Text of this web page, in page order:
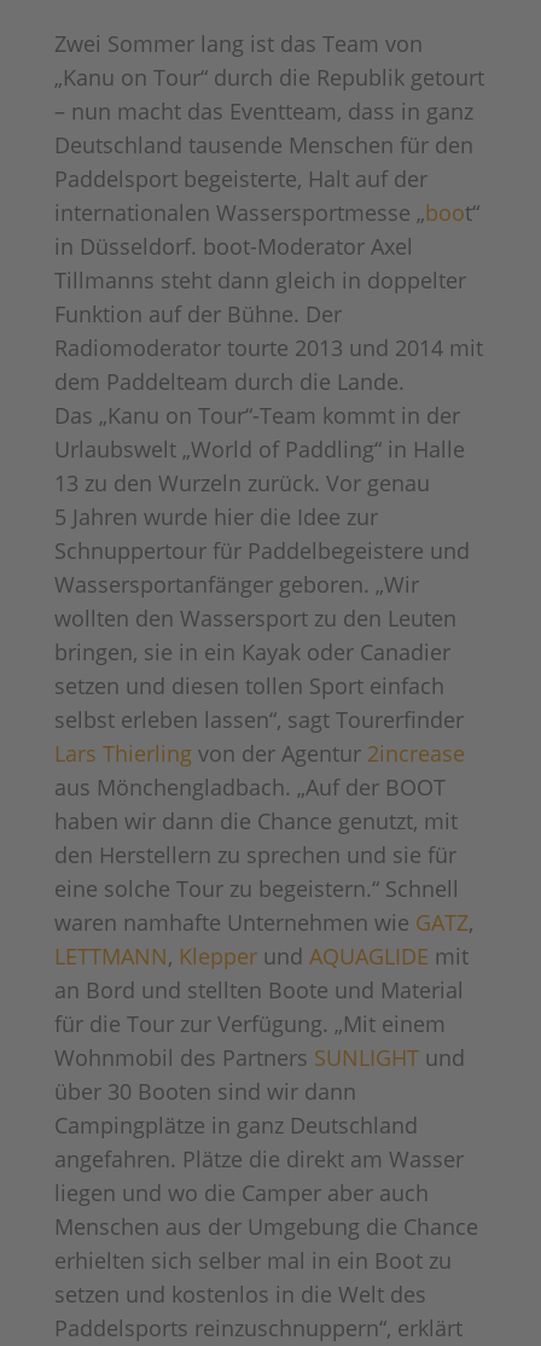
Zwei Sommer lang ist das Team von
„Kanu on Tour“ durch die Republik getourt
– nun macht das Eventteam, dass in ganz
Deutschland tausende Menschen für den
Paddelsport begeisterte, Halt auf der
internationalen Wassersportmesse „boot“
in Düsseldorf. boot-Moderator Axel
Tillmanns steht dann gleich in doppelter
Funktion auf der Bühne. Der
Radiomoderator tourte 2013 und 2014 mit
dem Paddelteam durch die Lande.
Das „Kanu on Tour“-Team kommt in der
Urlaubswelt „World of Paddling“ in Halle
13 zu den Wurzeln zurück. Vor genau
5 Jahren wurde hier die Idee zur
Schnuppertour für Paddelbegeistere und
Wassersportanfänger geboren. „Wir
wollten den Wassersport zu den Leuten
bringen, sie in ein Kayak oder Canadier
setzen und diesen tollen Sport einfach
selbst erleben lassen“, sagt Tourerfinder
Lars Thierlingvon der Agentur 2increase
aus Mönchengladbach. „Auf der BOOT
haben wir dann die Chance genutzt, mit
den Herstellern zu sprechen und sie für
eine solche Tour zu begeistern.“ Schnell
waren namhafte Unternehmen wie GATZ,
LETTMANN, Klepperund AQUAGLIDE mit
an Bord und stellten Boote und Material
für die Tour zur Verfügung. „Mit einem
Wohnmobil des Partners SUNLIGHTund
über 30 Booten sind wir dann
Campingplätze in ganz Deutschland
angefahren. Plätze die direkt am Wasser
liegen und wo die Camper aber auch
Menschen aus der Umgebung die Chance
erhielten sich selber mal in ein Boot zu
setzen und kostenlos in die Welt des
Paddelsports reinzuschnuppern“, erklärt